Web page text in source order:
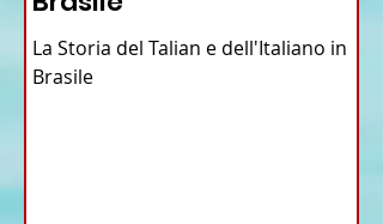
La Storia del Talian e dell'Italiano in
Brasile